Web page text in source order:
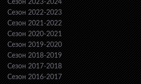
Сезон 2023-2024
Сезон 2022-2023
Сезон 2021-2022
Сезон 2020-2021
Сезон 2019-2020
Сезон 2018-2019
Сезон 2017-2018
Сезон 2016-2017